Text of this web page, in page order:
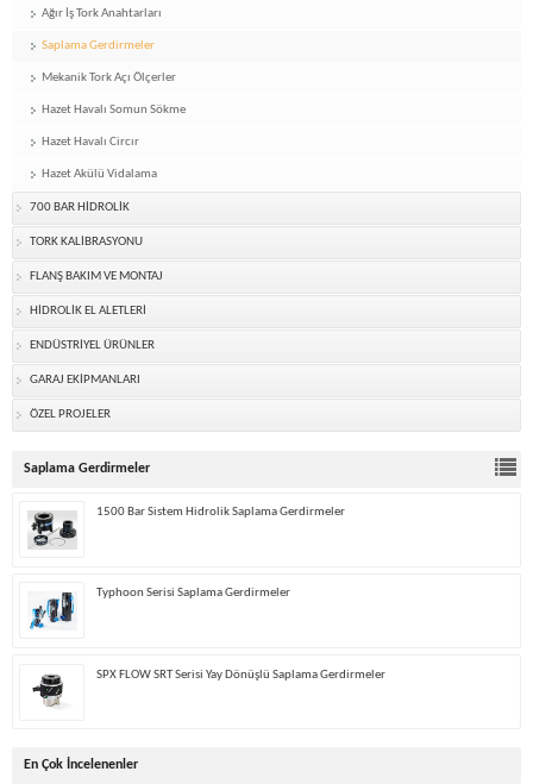
Ağır İş Tork Anahtarları
Saplama Gerdirmeler
Mekanik Tork Açı Ölçerler
Hazet Havalı Somun Sökme
Hazet Havalı Circır
Hazet Akülü Vidalama
700 BAR HİDROLİK
TORK KALİBRASYONU
FLANŞ BAKIM VE MONTAJ
HİDROLİK EL ALETLERİ
ENDÜSTRİYEL ÜRÜNLER
GARAJ EKİPMANLARI
ÖZEL PROJELER
Saplama Gerdirmeler
1500 Bar Sistem Hidrolik Saplama Gerdirmeler
Typhoon Serisi Saplama Gerdirmeler
SPX FLOW SRT Serisi Yay Dönüşlü Saplama Gerdirmeler
En Çok İncelenenler